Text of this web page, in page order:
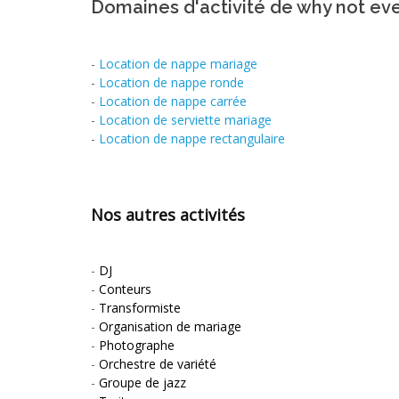
Domaines d'activité de why not
- Location de nappe mariage
- Location de nappe ronde
- Location de nappe carrée
- Location de serviette mariage
- Location de nappe rectangulaire
Nos autres activités
- DJ
- Conteurs
- Transformiste
- Organisation de mariage
- Photographe
- Orchestre de variété
- Groupe de jazz